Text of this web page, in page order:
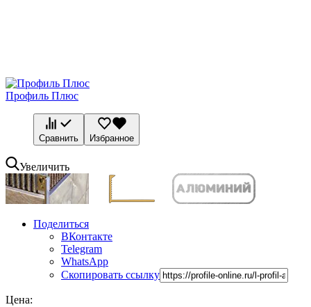
Профиль Плюс
Сравнить Избранное
Увеличить
Поделиться
ВКонтакте
Telegram
WhatsApp
Скопировать ссылку
Цена: